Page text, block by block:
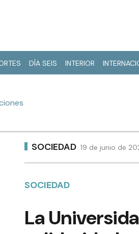
DÍA SEIS INTERIOR
SOCIEDAD 19 de junio de
SOCIEDAD
La